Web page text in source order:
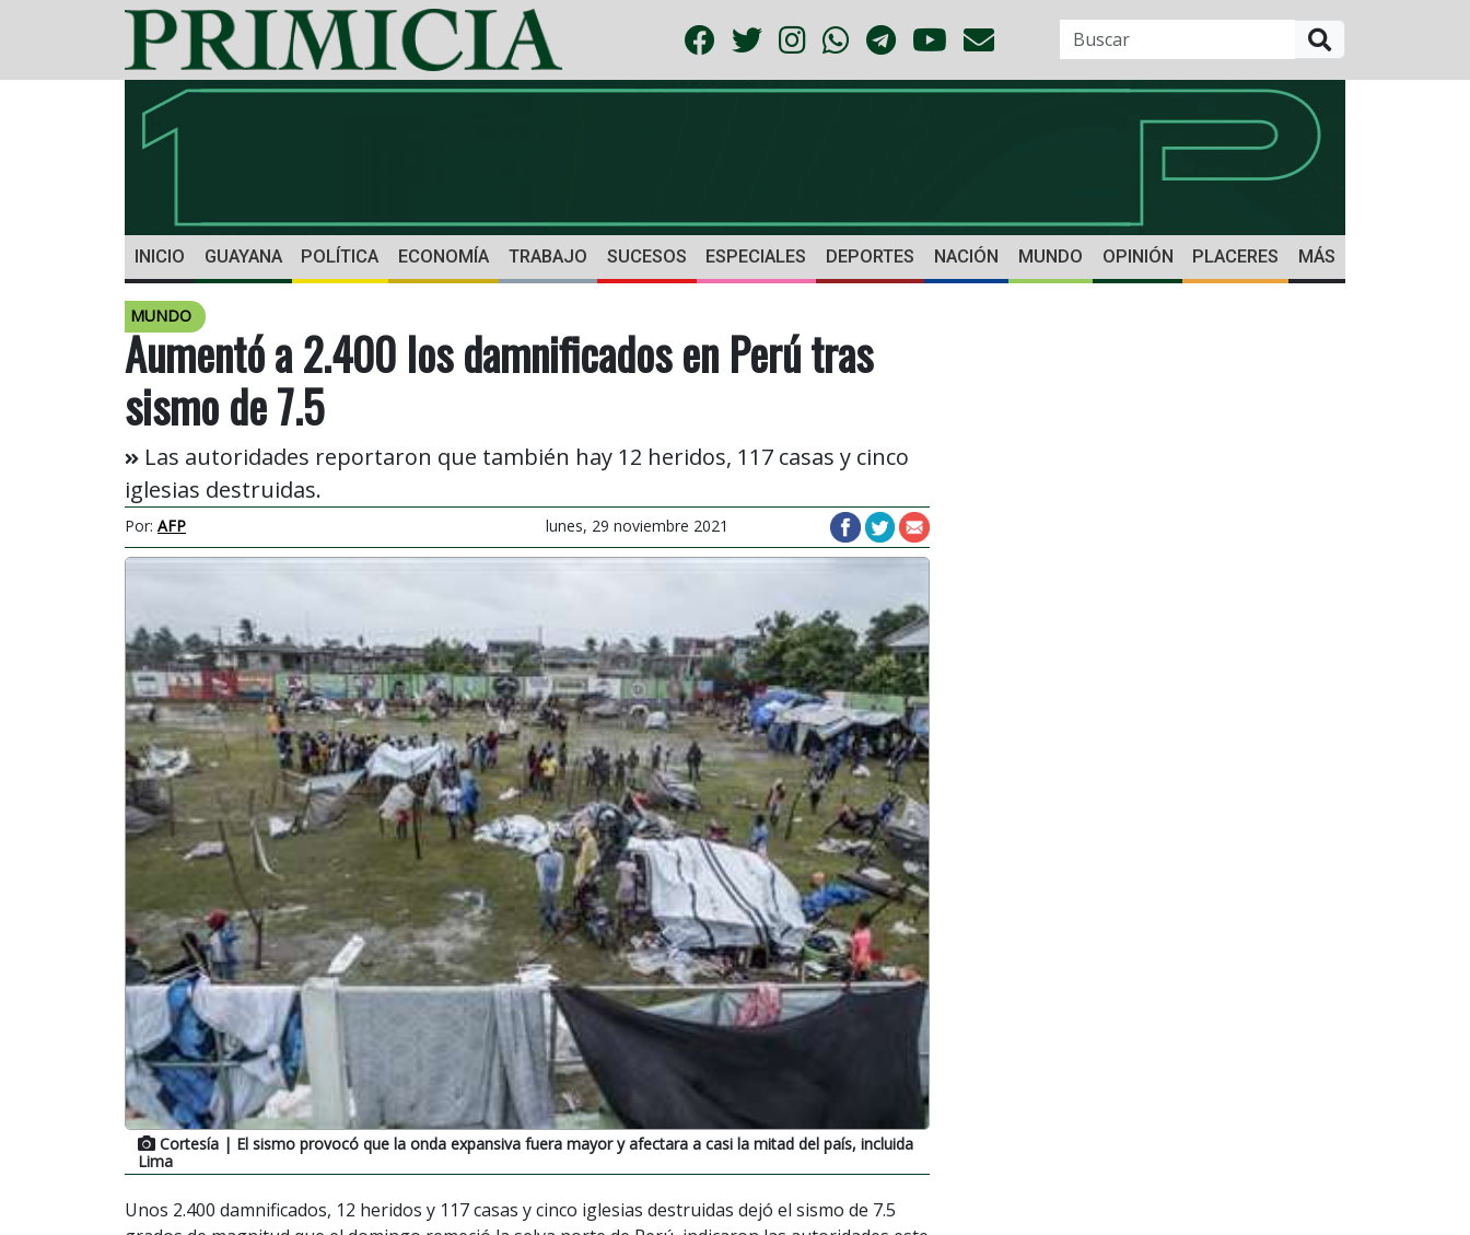
INICIO GUAYANA POLÍTICA ECONOMÍA TRABAJO SUCESOS ESPECIALES DEPORTES NACIÓN MUNDO OPINIÓN PLACERES MÁS
MUNDO
Aumentó a 2.400 los damnificados en Perú tras
sismo de 7.5
Las autoridades reportaron que también hay 12 heridos, 117 casas y cinco
iglesias destruidas.
Por: AFP lunes, 29 noviembre 2021
Cortesía | El sismo provocó que la onda expansiva fuera mayor y afectara a casi la mitad del país, incluida
Lima
Unos 2.400 damnificados, 12 heridos y 117 casas y cinco iglesias destruidas dejó el sismo de 7.5